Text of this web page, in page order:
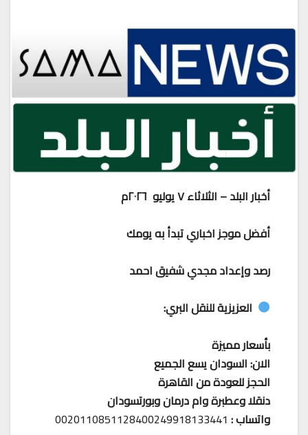
أخبار البلد – الثلاثاء ٧ يوليو ٢٠٢٦م
أفضل موجز اخباري تبدأ به يومك
رصد وإعداد مجدي شفيق احمد
العزيزية للنقل البري:
بأسعار مميزة
الان: السودان يسع الجميع
الحجز للعودة من القاهرة
دنقلا وعطبرة وام درمان وبورتسودان
واتساب : 0020110851128400249918133441